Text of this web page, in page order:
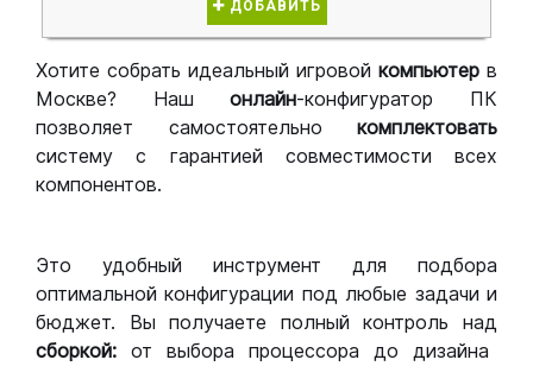
ДОБАВИТЬ
Хотите собрать идеальный игровой компьютер в
Москве? Нашонлайн-конфигуратор ПК
позволяет самостоятельно комплектовать
систему с гарантией совместимости всех
компонентов.
Это удобный инструмент для подбора
оптимальной конфигурации под любые задачи и
бюджет. Вы получаете полный контроль над
сборкой: от выбора процессора до дизайна